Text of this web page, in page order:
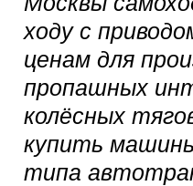
ходу с
ценам для
пропашных
колёсных
купить
типа